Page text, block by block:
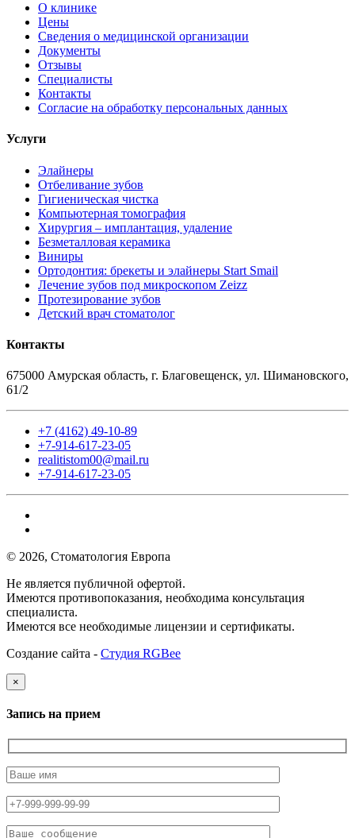
О клинике
Цены
Сведения о медицинской организации
Документы
Отзывы
Специалисты
Контакты
Согласие на обработку персональных данных
Услуги
Элайнеры
Отбеливание зубов
Гигиеническая чистка
Компьютерная томография
Хирургия – имплантация, удаление
Безметалловая керамика
Виниры
Ортодонтия: брекеты и элайнеры Start Smail
Лечение зубов под микроскопом Zeizz
Протезирование зубов
Детский врач стоматолог
Контакты
675000 Амурская область, г. Благовещенск, ул. Шимановского,
61/2
+7 (4162) 49-10-89
+7-914-617-23-05
realitistom00@mail.ru
+7-914-617-23-05
© 2026, Стоматология Европа
Не является публичной офертой.
Имеются противопоказания, необходима консультация
специалиста.
Имеются все необходимые лицензии и сертификаты.
Создание сайта - Студия RGBee
×
Запись на прием